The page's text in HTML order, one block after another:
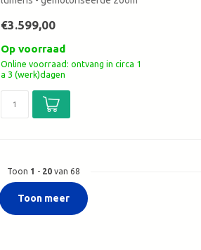
€3.599,00
Op voorraad
Online voorraad: ontvang in circa 1
a 3 (werk)dagen
Toon 1 - 20 van 68
Toon meer